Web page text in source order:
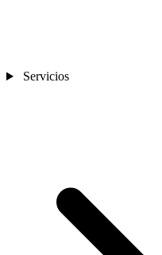
Servicios